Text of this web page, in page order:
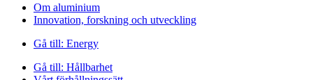
Om aluminium
Innovation, forskning och utveckling
Gå till: Energy
Gå till: Hållbarhet